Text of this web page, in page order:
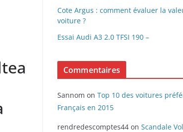
Cote Argus : comment évaluer la
voiture ?
Essai Audi A3 2.0 TFSI 190 –
Commentaires
Sannom on Top 10 des voitures
Français en 2015
rendredescomptes44 on Scandale